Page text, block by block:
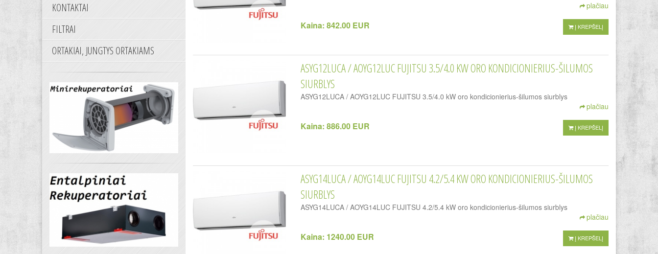
KONTAKTAI
FILTRAI
ORTAKIAI, JUNGTYS ORTAKIAMS
plačiau
Kaina: 842.00 EUR Į KREPŠELĮ
ASYG12LUCA / AOYG12LUC FUJITSU 3.5/4.0 KW ORO KONDICIONIERIUS-ŠILUMOS
SIURBLYS
ASYG12LUCA / AOYG12LUC FUJITSU 3.5/4.0 kW oro kondicionierius-šilumos siurblys
plačiau
Kaina: 886.00 EUR Į KREPŠELĮ
ASYG14LUCA / AOYG14LUC FUJITSU 4.2/5.4 KW ORO KONDICIONIERIUS-ŠILUMOS
SIURBLYS
ASYG14LUCA / AOYG14LUC FUJITSU 4.2/5.4 kW oro kondicionierius-šilumos siurblys
plačiau
Kaina: 1240.00 EUR Į KREPŠELĮ